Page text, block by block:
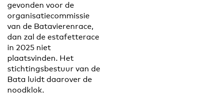
gevonden voor de
organisatiecommissie
van de Batavierenrace,
dan zal de estafetterace
in 2025 niet
plaatsvinden. Het
stichtingsbestuur van de
Bata luidt daarover de
noodklok.